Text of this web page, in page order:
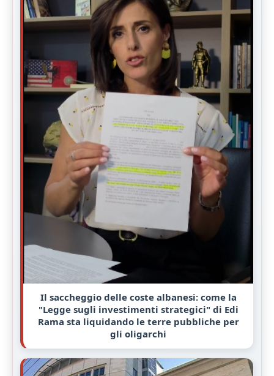
Il saccheggio delle coste albanesi: come la
"Legge sugli investimenti strategici" di Edi
Rama sta liquidando le terre pubbliche per
gli oligarchi